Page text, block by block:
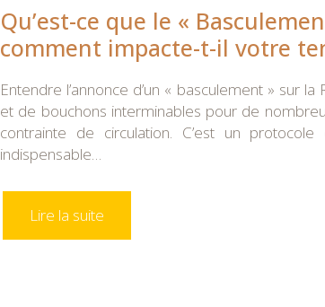
Qu’est-ce que le «
comment impacte-t-il votre
Entendre l’annonce d’un « basculement » sur
et de bouchons interminables pour de
contrainte de circulation. C’est un
indispensable…
Lire la suite